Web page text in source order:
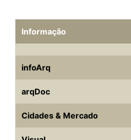
Informação
infoArq
arqDoc
Cidades & Mercado